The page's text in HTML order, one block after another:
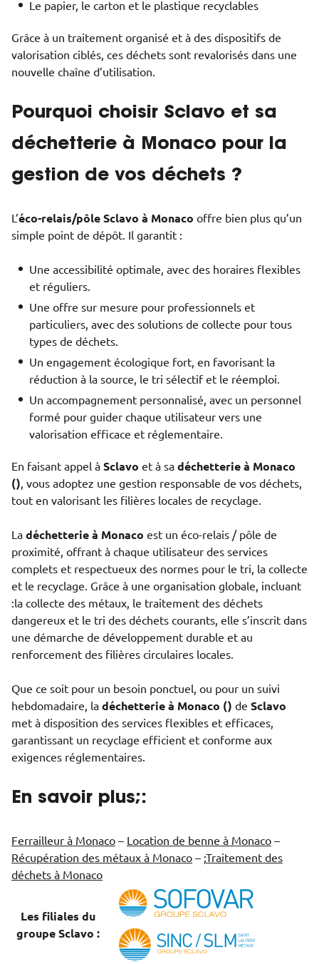
Le papier, le carton et le plastique recyclables
Grâce à un traitement organisé et à des dispositifs de
valorisation ciblés, ces déchets sont revalorisés dans une
nouvelle chaîne d’utilisation.
Pourquoi choisir Sclavo et sa
déchetterie à Monaco pour la
gestion de vos déchets ?
L’éco-relais/pôle Sclavo à Monaco offre bien plus qu’un
simple point de dépôt. Il garantit :
Une accessibilité optimale, avec des horaires flexibles
et réguliers.
Une offre sur mesure pour professionnels et
particuliers, avec des solutions de collecte pour tous
types de déchets.
Un engagement écologique fort, en favorisant la
réduction à la source, le tri sélectif et le réemploi.
Un accompagnement personnalisé, avec un personnel
formé pour guider chaque utilisateur vers une
valorisation efficace et réglementaire.
En faisant appel à Sclavo et à sa déchetterie à Monaco
(), vous adoptez une gestion responsable de vos déchets,
tout en valorisant les filières locales de recyclage.
La déchetterie à Monaco est un éco-relais / pôle de
proximité, offrant à chaque utilisateur des services
complets et respectueux des normes pour le tri, la collecte
et le recyclage. Grâce à une organisation globale, incluant
:la collecte des métaux, le traitement des déchets
dangereux et le tri des déchets courants, elle s’inscrit dans
une démarche de développement durable et au
renforcement des filières circulaires locales.
Que ce soit pour un besoin ponctuel, ou pour un suivi
hebdomadaire, la déchetterie à Monaco () de Sclavo
met à disposition des services flexibles et efficaces,
garantissant un recyclage efficient et conforme aux
exigences réglementaires.
En savoir plus;:
Ferrailleur à Monaco – Location de benne à Monaco –
Récupération des métaux à Monaco – ;Traitement des
déchets à Monaco
Les filiales du
groupe Sclavo :